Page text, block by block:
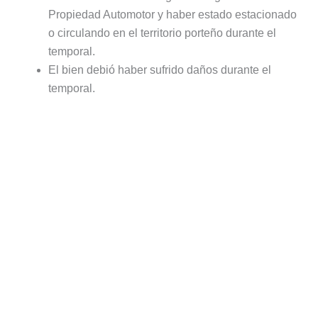
Propiedad Automotor y haber estado estacionado
o circulando en el territorio porteño durante el
temporal.
El bien debió haber sufrido daños durante el
temporal.